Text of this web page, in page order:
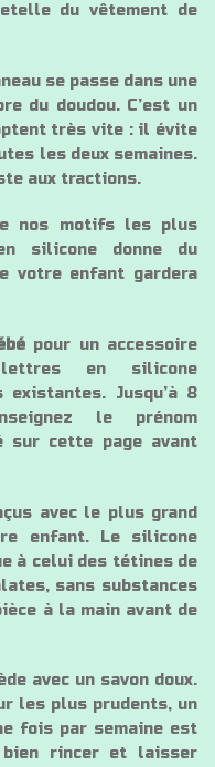
du vêtement de
se passe dans une
du doudou. C’est un
très vite : il évite
les deux semaines.
aux tractions.
nos motifs les plus
silicone donne du
votre enfant gardera
pour un accessoire
lettres en silicone
existantes. Jusqu’à 8
le prénom
sur cette page avant
avec le plus grand
enfant. Le silicone
à celui des tétines de
sans substances
à la main avant de
avec un savon doux.
les plus prudents, un
fois par semaine est
bien rincer et laisser